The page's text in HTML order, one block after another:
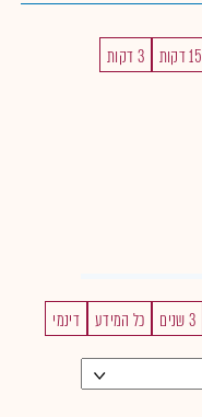
15 דקות 3 דקות
3 שנים כל המידע דינמי